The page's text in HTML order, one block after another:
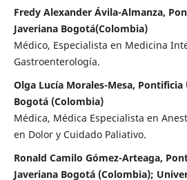
Fredy Alexander Ávila-Almanza,
Javeriana Bogotá(Colombia)
Médico, Especialista en Medicina
Gastroenterología.
Olga Lucía Morales-Mesa,
Bogotá (Colombia)
Médica, Médica Especialista en
en Dolor y Cuidado Paliativo.
Ronald Camilo Gómez-Arteaga,
Javeriana Bogotá (Colombia);